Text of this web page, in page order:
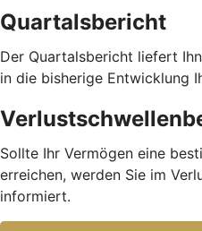
Quartalsbericht
Der Quartalsbericht liefert
in die bisherige Entwicklung
Sollte Ihr Vermögen eine
erreichen, werden Sie im
informiert.